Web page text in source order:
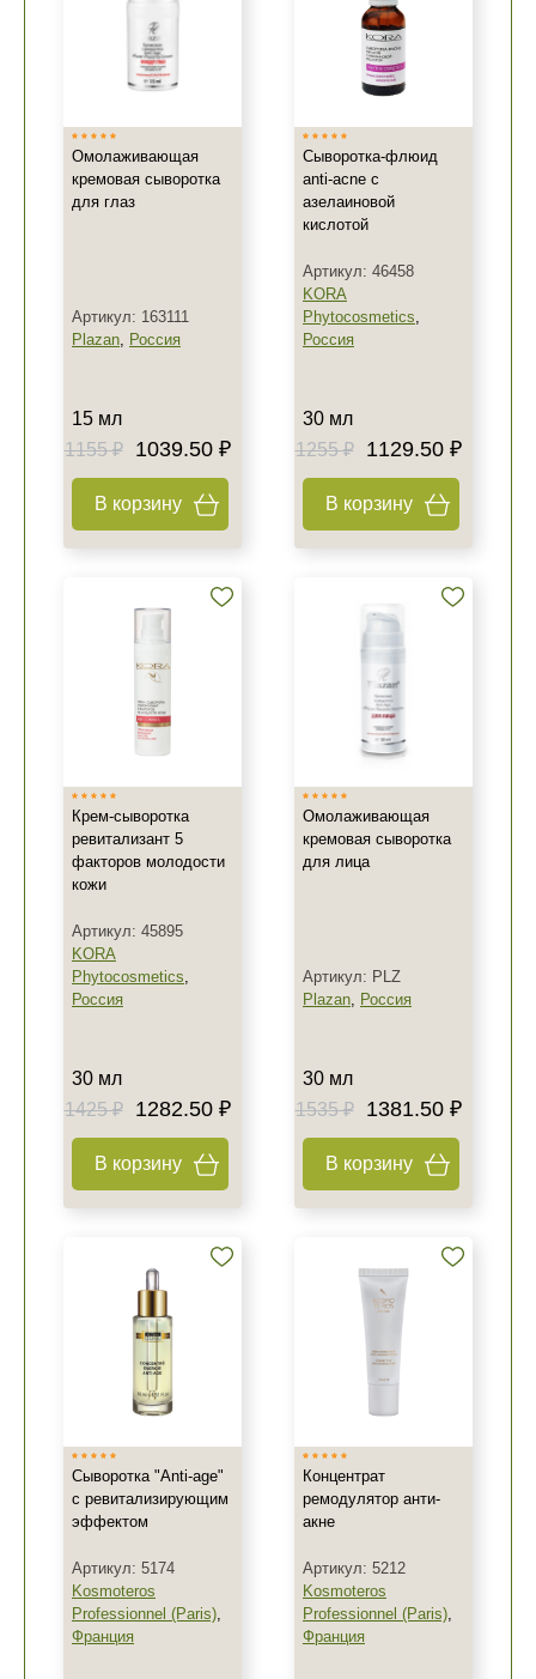
Омолаживающая
кремовая сыворотка
для глаз
Артикул: 163111
Plazan, Россия
15 мл
1155 ₽
1039.50 ₽
В корзину
Сыворотка-флюид
anti-acne с
азелаиновой
кислотой
Артикул: 46458
KORA
Phytocosmetics,
Россия
30 мл
1255 ₽
1129.50 ₽
В корзину
Крем-сыворотка
ревитализант 5
факторов молодости
кожи
Артикул: 45895
KORA
Phytocosmetics,
Россия
30 мл
1425 ₽
1282.50 ₽
В корзину
Омолаживающая
кремовая сыворотка
для лица
Артикул: PLZ
Plazan, Россия
30 мл
1535 ₽
1381.50 ₽
В корзину
Сыворотка "Anti-age"
с ревитализирующим
эффектом
Артикул: 5174
Kosmoteros
Professionnel (Paris),
Франция
Концентрат
ремодулятор анти-
акне
Артикул: 5212
Kosmoteros
Professionnel (Paris),
Франция
+7 (495) 640-58-89